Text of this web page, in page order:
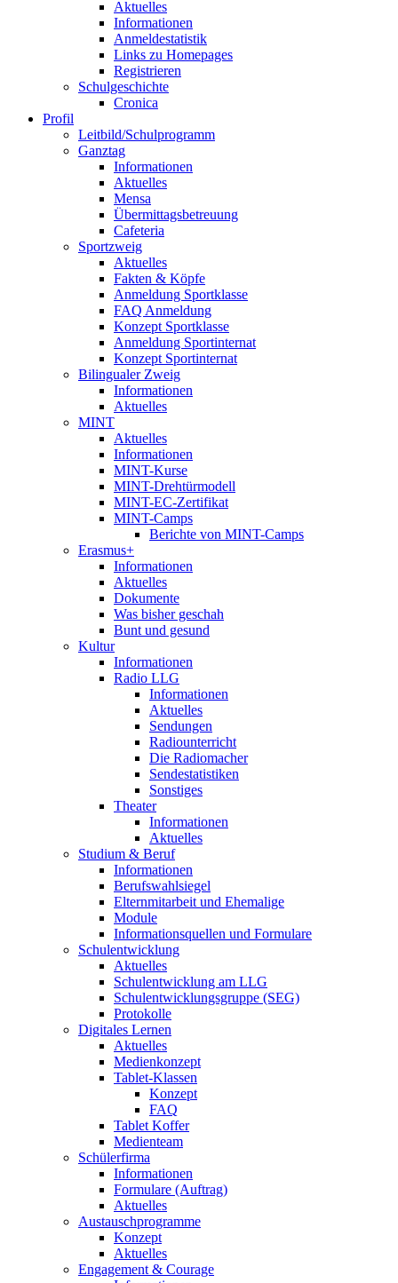
Aktuelles
Informationen
Anmeldestatistik
Links zu Homepages
Registrieren
Schulgeschichte
Cronica
Profil
Leitbild/Schulprogramm
Ganztag
Informationen
Aktuelles
Mensa
Übermittagsbetreuung
Cafeteria
Sportzweig
Aktuelles
Fakten & Köpfe
Anmeldung Sportklasse
FAQ Anmeldung
Konzept Sportklasse
Anmeldung Sportinternat
Konzept Sportinternat
Bilingualer Zweig
Informationen
Aktuelles
MINT
Aktuelles
Informationen
MINT-Kurse
MINT-Drehtürmodell
MINT-EC-Zertifikat
MINT-Camps
Berichte von MINT-Camps
Erasmus+
Informationen
Aktuelles
Dokumente
Was bisher geschah
Bunt und gesund
Kultur
Informationen
Radio LLG
Informationen
Aktuelles
Sendungen
Radiounterricht
Die Radiomacher
Sendestatistiken
Sonstiges
Theater
Informationen
Aktuelles
Studium & Beruf
Informationen
Berufswahlsiegel
Elternmitarbeit und Ehemalige
Module
Informationsquellen und Formulare
Schulentwicklung
Aktuelles
Schulentwicklung am LLG
Schulentwicklungsgruppe (SEG)
Protokolle
Digitales Lernen
Aktuelles
Medienkonzept
Tablet-Klassen
Konzept
FAQ
Tablet Koffer
Medienteam
Schülerfirma
Informationen
Formulare (Auftrag)
Aktuelles
Austauschprogramme
Konzept
Aktuelles
Engagement & Courage